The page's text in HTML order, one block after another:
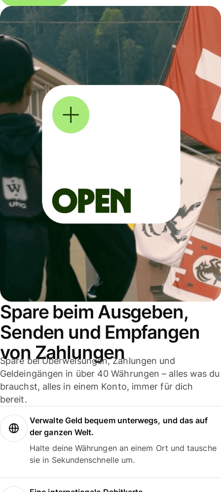
Spare beim Ausgeben,
Senden und Empfangen
von Zahlungen
Spare bei Überweisungen, Zahlungen und
Geldeingängen in über 40 Währungen – alles was du
brauchst, alles in einem Konto, immer für dich
bereit.
Verwalte Geld bequem unterwegs, und das auf
der ganzen Welt.
Halte deine Währungen an einem Ort und tausche
sie in Sekundenschnelle um.